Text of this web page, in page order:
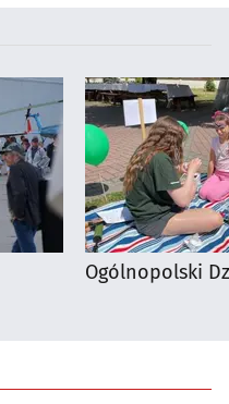
Ogólnopolski